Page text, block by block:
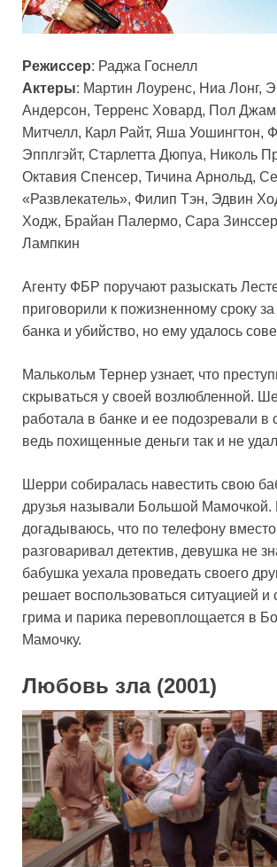
Режиссер: Раджа Госнелл
Актеры: Мартин Лоуренс, Ниа Лонг,
Андерсон, Терренс Ховард, Пол
Митчелл, Карл Райт, Яша Уошингтон,
Эпплгэйт, Старлетта Дюпуа, Николь
Октавия Спенсер, Тичина Арнольд,
«Развлекатель», Филип Тэн, Эдвин
Ходж, Брайан Палермо, Сара
Лампкин
Агенту ФБР поручают разыскать
приговорили к пожизненному сроку
банка и убийство, но ему удалось
Малькольм Тернер узнает, что
скрываться у своей возлюбленной.
работала в банке и ее подозревали в
ведь похищенные деньги так и не
Шерри собиралась навестить свою
друзья называли Большой Мамочкой.
догадываюсь, что по телефону
разговаривал детектив, девушка не
бабушка уехала проведать своего
решает воспользоваться ситуацией
грима и парика перевоплощается в
Мамочку.
Любовь зла (2001)